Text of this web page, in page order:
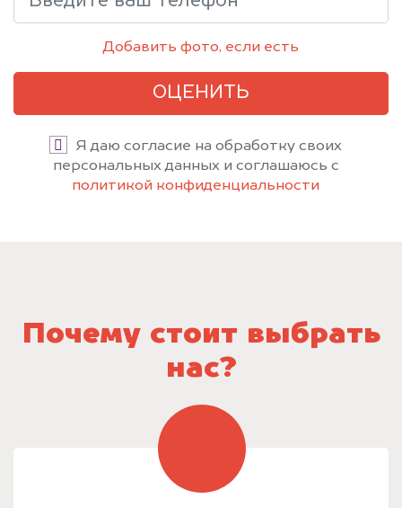
Добавить фото, если есть
ОЦЕНИТЬ
Я даю согласие на обработку своих
персональных данных и соглашаюсь с
политикой конфиденциальности
Почему стоит выбрать
нас?